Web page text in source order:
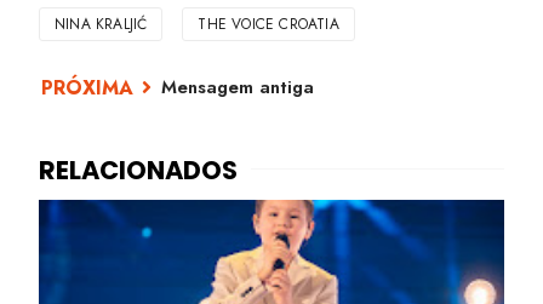
NINA KRALJIĆ THE VOICE CROATIA
Mensagem antiga